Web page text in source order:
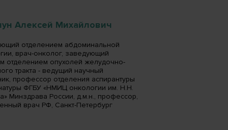
Алексей Михайлович
отделением абдоминальной
врач-онколог, заведующий
отделением опухолей желудочно-
тракта - ведущий научный
профессор отделения аспирантуры
ФГБУ «НМИЦ онкологии им. Н.Н.
Минздрава России, д.м.н., профессор,
врач РФ, Санкт-Петербург